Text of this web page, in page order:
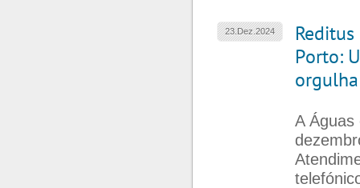
23.Dez.2024
Porto:
orgulha
A Águas